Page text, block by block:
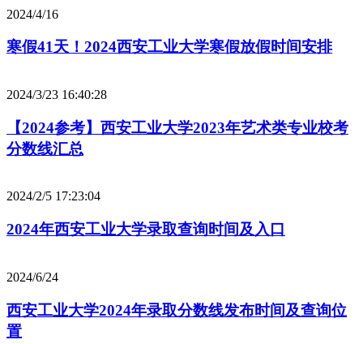
2024/4/16
寒假41天！2024西安工业大学寒假放假时间安排
2024/3/23 16:40:28
【2024参考】西安工业大学2023年艺术类专业校考
分数线汇总
2024/2/5 17:23:04
2024年西安工业大学录取查询时间及入口
2024/6/24
西安工业大学2024年录取分数线发布时间及查询位
置